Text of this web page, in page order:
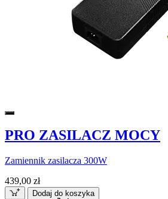
PRO ZASILACZ MOCY
Zamiennik zasilacza 300W
439,00 zł
Dodaj do koszyka